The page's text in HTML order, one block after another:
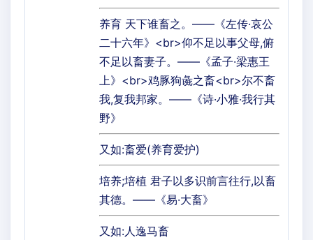
养育 天下谁畜之。——《左传·哀公
二十六年》<br>仰不足以事父母,俯
不足以畜妻子。——《孟子·梁惠王
上》<br>鸡豚狗彘之畜<br>尔不畜
我,复我邦家。——《诗·小雅·我行其
野》
又如:畜爱(养育爱护)
培养;培植 君子以多识前言往行,以畜
其德。——《易·大畜》
又如:人逸马畜